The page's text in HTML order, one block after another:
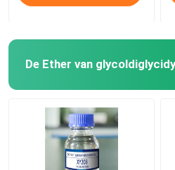
De Ether van